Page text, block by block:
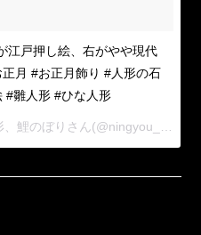
江戸押し絵、右がやや現代
月 #お正月飾り #人形の石
#雛人形 #ひな人形